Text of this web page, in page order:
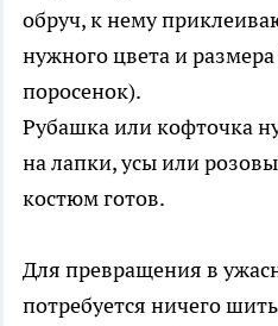
обруч, к нему
нужного цвета и
поросенок).
Рубашка или кофточка
на лапки, усы или
костюм готов.
Для превращения в
потребуется ничего